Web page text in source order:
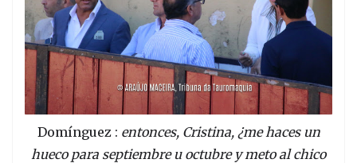
Domínguez : entonces, Cristina, ¿me haces un
hueco para septiembre u octubre y meto al chico